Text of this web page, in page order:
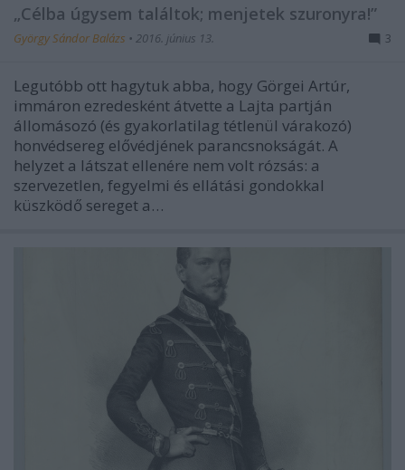
„Célba úgysem találtok; menjetek szuronyra!”
György Sándor Balázs • 2016. június 13. 3
Legutóbb ott hagytuk abba, hogy Görgei Artúr,
immáron ezredesként átvette a Lajta partján
állomásozó (és gyakorlatilag tétlenül várakozó)
honvédsereg elővédjének parancsnokságát. A
helyzet a látszat ellenére nem volt rózsás: a
szervezetlen, fegyelmi és ellátási gondokkal
küszködő sereget a…